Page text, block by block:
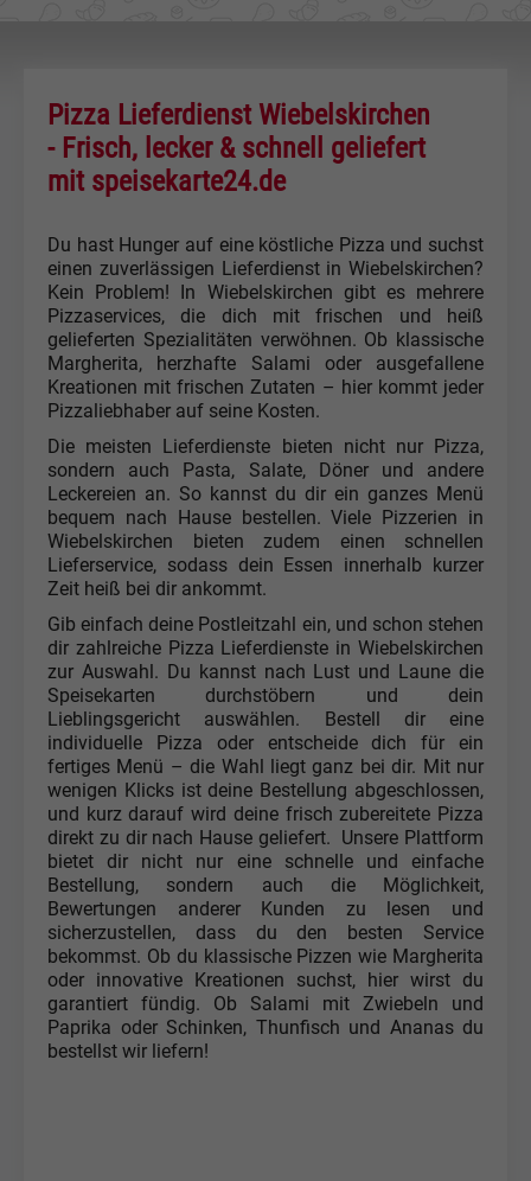
Pizza Lieferdienst Wiebelskirchen
- Frisch, lecker & schnell geliefert
mit speisekarte24.de
Du hast Hunger auf eine köstliche Pizza und suchst
einen zuverlässigen Lieferdienst in Wiebelskirchen?
Kein Problem! In Wiebelskirchen gibt es mehrere
Pizzaservices, die dich mit frischen und heiß
gelieferten Spezialitäten verwöhnen. Ob klassische
Margherita, herzhafte Salami oder ausgefallene
Kreationen mit frischen Zutaten – hier kommt jeder
Pizzaliebhaber auf seine Kosten.
Die meisten Lieferdienste bieten nicht nur Pizza,
sondern auch Pasta, Salate, Döner und andere
Leckereien an. So kannst du dir ein ganzes Menü
bequem nach Hause bestellen. Viele Pizzerien in
Wiebelskirchen bieten zudem einen schnellen
Lieferservice, sodass dein Essen innerhalb kurzer
Zeit heiß bei dir ankommt.
Gib einfach deine Postleitzahl ein, und schon stehen
dir zahlreiche Pizza Lieferdienste in Wiebelskirchen
zur Auswahl. Du kannst nach Lust und Laune die
Speisekarten durchstöbern und dein
Lieblingsgericht auswählen. Bestell dir eine
individuelle Pizza oder entscheide dich für ein
fertiges Menü – die Wahl liegt ganz bei dir. Mit nur
wenigen Klicks ist deine Bestellung abgeschlossen,
und kurz darauf wird deine frisch zubereitete Pizza
direkt zu dir nach Hause geliefert. Unsere Plattform
bietet dir nicht nur eine schnelle und einfache
Bestellung, sondern auch die Möglichkeit,
Bewertungen anderer Kunden zu lesen und
sicherzustellen, dass du den besten Service
bekommst. Ob du klassische Pizzen wie Margherita
oder innovative Kreationen suchst, hier wirst du
garantiert fündig. Ob Salami mit Zwiebeln und
Paprika oder Schinken, Thunfisch und Ananas du
bestellst wir liefern!